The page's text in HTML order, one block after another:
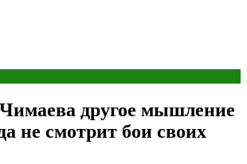
другое мышление
не смотрит бои своих